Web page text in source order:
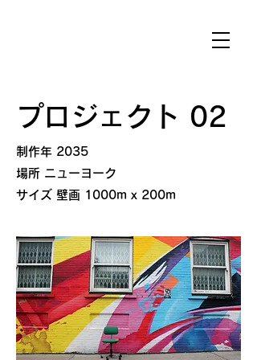
プロジェクト 02
​制作年 2035
場所 ニューヨーク
サイズ 壁画 1000m x 200m